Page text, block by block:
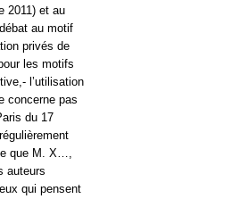
2011) et au
au motif
privés de
les motifs
l’utilisation
concerne pas
du 17
que M. X…,
auteurs
qui pensent